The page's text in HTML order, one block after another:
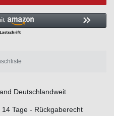
Deutschlandweit
14 Tage - Rückgaberecht